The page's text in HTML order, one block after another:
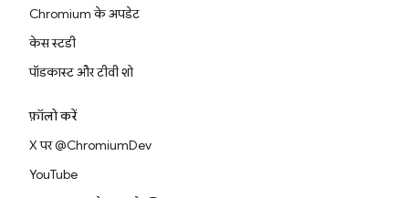
Chromium के अपडेट
केस स्टडी
पॉडकास्ट और टीवी शो
फ़ॉलो करें
X पर @ChromiumDev
YouTube